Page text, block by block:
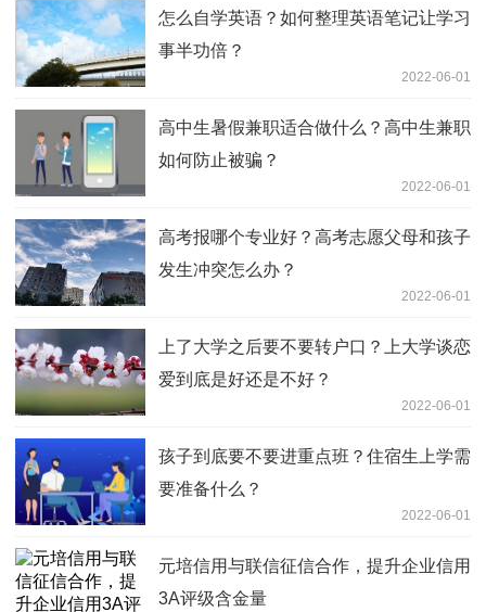
怎么自学英语？如何整理英语笔记让学习
事半功倍？
2022-06-01
高中生暑假兼职适合做什么？高中生兼职
如何防止被骗？
2022-06-01
高考报哪个专业好？高考志愿父母和孩子
发生冲突怎么办？
2022-06-01
上了大学之后要不要转户口？上大学谈恋
爱到底是好还是不好？
2022-06-01
孩子到底要不要进重点班？住宿生上学需
要准备什么？
2022-06-01
元培信用与联信征信合作，提升企业信用
3A评级含金量